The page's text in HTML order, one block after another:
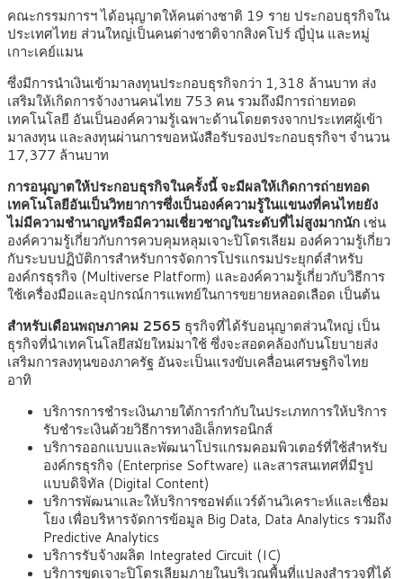
คณะกรรมการฯ ได้อนุญาตให้คนต่างชาติ 19 ราย ประกอบธุรกิจใน
ประเทศไทย ส่วนใหญ่เป็นคนต่างชาติจากสิงคโปร์ ญี่ปุ่น และหมู่
เกาะเคย์แมน
ซึ่งมีการนำเงินเข้ามาลงทุนประกอบธุรกิจกว่า 1,318 ล้านบาท ส่ง
เสริมให้เกิดการจ้างงานคนไทย 753 คน รวมถึงมีการถ่ายทอด
เทคโนโลยี อันเป็นองค์ความรู้เฉพาะด้านโดยตรงจากประเทศผู้เข้า
มาลงทุน และลงทุนผ่านการขอหนังสือรับรองประกอบธุรกิจฯ จำนวน
17,377 ล้านบาท
การอนุญาตให้ประกอบธุรกิจในครั้งนี้ จะมีผลให้เกิดการถ่ายทอด
เทคโนโลยีอันเป็นวิทยาการซึ่งเป็นองค์ความรู้ในแขนงที่คนไทยยัง
ไม่มีความชำนาญหรือมีความเชี่ยวชาญในระดับที่ไม่สูงมากนัก เช่น
องค์ความรู้เกี่ยวกับการควบคุมหลุมเจาะปิโตรเลียม องค์ความรู้เกี่ยว
กับระบบปฏิบัติการสำหรับการจัดการโปรแกรมประยุกต์สำหรับ
องค์กรธุรกิจ (Multiverse Platform) และองค์ความรู้เกี่ยวกับวิธีการ
ใช้เครื่องมือและอุปกรณ์การแพทย์ในการขยายหลอดเลือด เป็นต้น
สำหรับเดือนพฤษภาคม 2565 ธุรกิจที่ได้รับอนุญาตส่วนใหญ่ เป็น
ธุรกิจที่นำเทคโนโลยีสมัยใหม่มาใช้ ซึ่งจะสอดคล้องกับนโยบายส่ง
เสริมการลงทุนของภาครัฐ อันจะเป็นแรงขับเคลื่อนเศรษฐกิจไทย
อาทิ
บริการการชำระเงินภายใต้การกำกับในประเภทการให้บริการ
รับชำระเงินด้วยวิธีการทางอิเล็กทรอนิกส์
บริการออกแบบและพัฒนาโปรแกรมคอมพิวเตอร์ที่ใช้สำหรับ
องค์กรธุรกิจ (Enterprise Software) และสารสนเทศที่มีรูป
แบบดิจิทัล (Digital Content)
บริการพัฒนาและให้บริการซอฟต์แวร์ด้านวิเคราะห์และเชื่อม
โยง เพื่อบริหารจัดการข้อมูล Big Data, Data Analytics รวมถึง
Predictive Analytics
บริการรับจ้างผลิต Integrated Circuit (IC)
บริการขุดเจาะปิโตรเลียมภายในบริเวณพื้นที่แปลงสำรวจที่ได้